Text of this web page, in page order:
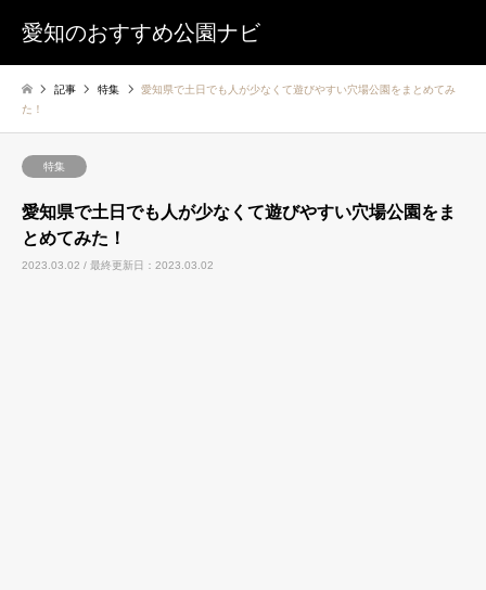
愛知のおすすめ公園ナビ
記事 特集
愛知県で土日でも人が少なくて遊びやすい穴場公園をまとめてみ
た！
特集
愛知県で土日でも人が少なくて遊びやすい穴場公園をま
とめてみた！
2023.03.02 / 最終更新日：2023.03.02